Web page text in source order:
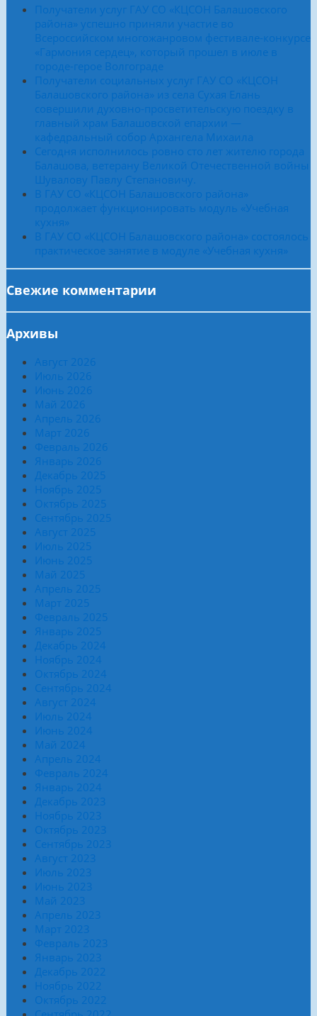
Получатели услуг ГАУ СО «КЦСОН Балашовского
района» успешно приняли участие во
Всероссийском многожанровом фестивале-конкурсе
«Гармония сердец», который прошел в июле в
городе-герое Волгограде
Получатели социальных услуг ГАУ СО «КЦСОН
Балашовского района» из села Сухая Елань
совершили духовно-просветительскую поездку в
главный храм Балашовской епархии —
кафедральный собор Архангела Михаила
Сегодня исполнилось ровно сто лет жителю города
Балашова, ветерану Великой Отечественной войны
Шувалову Павлу Степановичу.
В ГАУ СО «КЦСОН Балашовского района»
продолжает функционировать модуль «Учебная
кухня»
В ГАУ СО «КЦСОН Балашовского района» состоялось
практическое занятие в модуле «Учебная кухня»
Свежие комментарии
Архивы
Август 2026
Июль 2026
Июнь 2026
Май 2026
Апрель 2026
Март 2026
Февраль 2026
Январь 2026
Декабрь 2025
Ноябрь 2025
Октябрь 2025
Сентябрь 2025
Август 2025
Июль 2025
Июнь 2025
Май 2025
Апрель 2025
Март 2025
Февраль 2025
Январь 2025
Декабрь 2024
Ноябрь 2024
Октябрь 2024
Сентябрь 2024
Август 2024
Июль 2024
Июнь 2024
Май 2024
Апрель 2024
Февраль 2024
Январь 2024
Декабрь 2023
Ноябрь 2023
Октябрь 2023
Сентябрь 2023
Август 2023
Июль 2023
Июнь 2023
Май 2023
Апрель 2023
Март 2023
Февраль 2023
Январь 2023
Декабрь 2022
Ноябрь 2022
Октябрь 2022